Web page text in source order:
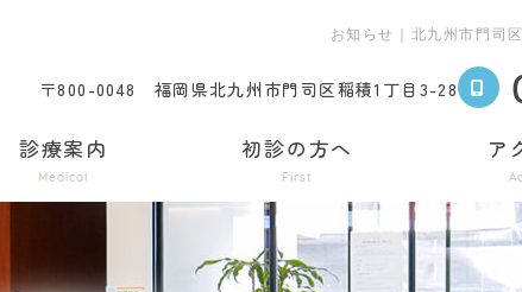
お知らせ｜北九州市門司
〒800-0048 福岡県北九州市門司区稲積1丁目3-28
診療案内
Medical
初診の方へ
First
ア